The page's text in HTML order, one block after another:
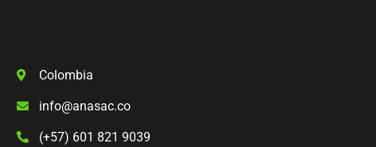
Colombia
info@anasac.co
(+57) 601 821 9039